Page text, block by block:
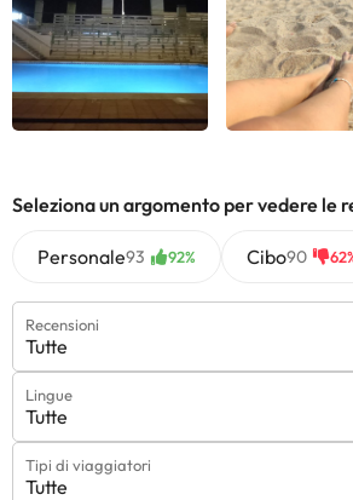
Seleziona un argomento per vedere le
Personale93 92% Cibo90
Recensioni
Tutte
Lingue
Tutte
Tipi di viaggiatori
Tutte